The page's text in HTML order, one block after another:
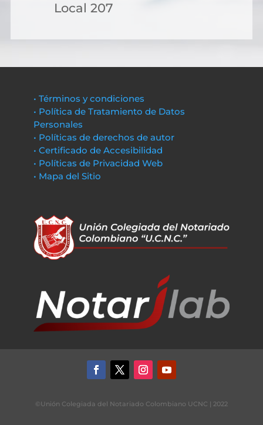
Local 207
• Términos y condiciones
• Política de Tratamiento de Datos
Personales
• Políticas de derechos de autor
• Certificado de Accesibilidad
• Políticas de Privacidad Web
• Mapa del Sitio
©Unión Colegiada del Notariado Colombiano UCNC | 2022